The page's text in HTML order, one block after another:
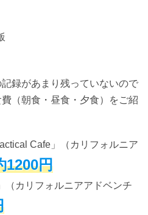
録があまり残っていないので
（朝食・昼食・夕食）をご紹
Cafe」（カリフォルニア
1200円
（カリフォルニアアドベンチ